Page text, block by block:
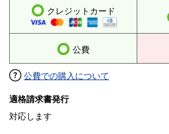
クレジットカード
公費
公費での購入について
適格請求書発行
対応します